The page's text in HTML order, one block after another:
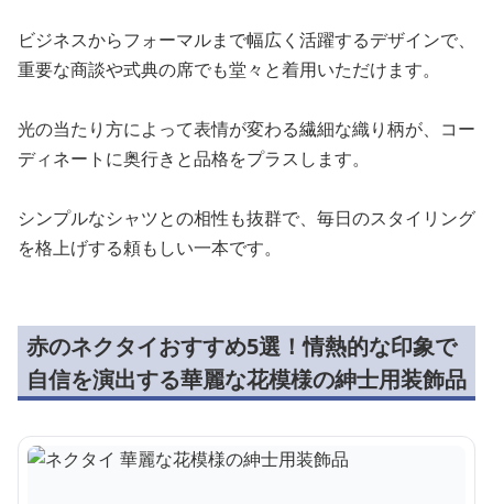
ビジネスからフォーマルまで幅広く活躍するデザインで、
重要な商談や式典の席でも堂々と着用いただけます。
光の当たり方によって表情が変わる繊細な織り柄が、コー
ディネートに奥行きと品格をプラスします。
シンプルなシャツとの相性も抜群で、毎日のスタイリング
を格上げする頼もしい一本です。
赤のネクタイおすすめ5選！情熱的な印象で
自信を演出する華麗な花模様の紳士用装飾品